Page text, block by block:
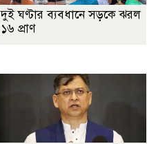
দুই ঘণ্টার ব্যবধানে সড়কে ঝরল
১৬ প্রাণ